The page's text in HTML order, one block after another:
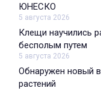
ЮНЕСКО
5 августа 2026
Клещи научились
бесполым путем
5 августа 2026
Обнаружен новый
растений